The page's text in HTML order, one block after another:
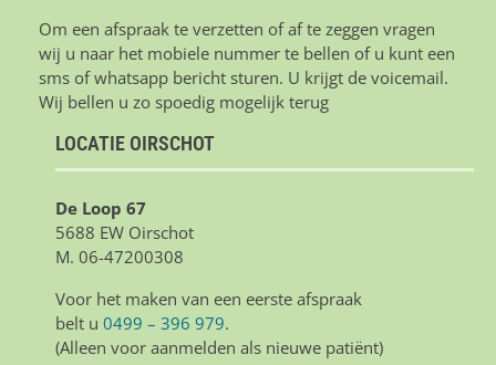
Om een afspraak te verzetten of af te zeggen vragen
wij u naar het mobiele nummer te bellen of u kunt een
sms of whatsapp bericht sturen. U krijgt de voicemail.
Wij bellen u zo spoedig mogelijk terug
LOCATIE OIRSCHOT
De Loop 67
5688 EW Oirschot
M. 06-47200308
Voor het maken van een eerste afspraak
belt u 0499 – 396 979.
(Alleen voor aanmelden als nieuwe patiënt)